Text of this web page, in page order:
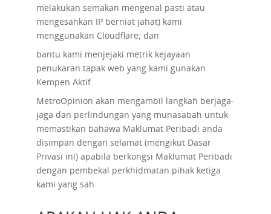
melakukan semakan mengenal pasti atau
mengesahkan IP berniat jahat) kami
menggunakan Cloudflare; dan
bantu kami menjejaki metrik kejayaan
penukaran tapak web yang kami gunakan
Kempen Aktif.
MetroOpinion akan mengambil langkah berjaga-
jaga dan perlindungan yang munasabah untuk
memastikan bahawa Maklumat Peribadi anda
disimpan dengan selamat (mengikut Dasar
Privasi ini) apabila berkongsi Maklumat Peribadi
dengan pembekal perkhidmatan pihak ketiga
kami yang sah.